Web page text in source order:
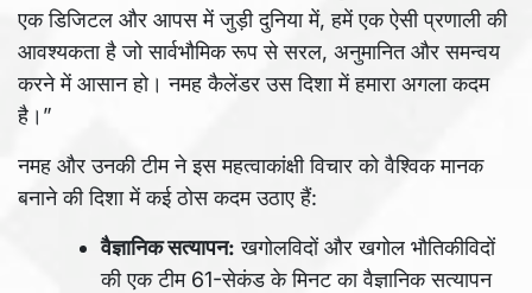
एक डिजिटल और आपस में जुड़ी दुनिया में, हमें एक ऐसी प्रणाली की
आवश्यकता है जो सार्वभौमिक रूप से सरल, अनुमानित और समन्वय
करने में आसान हो। नमह कैलेंडर उस दिशा में हमारा अगला कदम
है।”
नमह और उनकी टीम ने इस महत्वाकांक्षी विचार को वैश्विक मानक
बनाने की दिशा में कई ठोस कदम उठाए हैं:
वैज्ञानिक सत्यापन: खगोलविदों और खगोल भौतिकीविदों
की एक टीम 61-सेकंड के मिनट का वैज्ञानिक सत्यापन